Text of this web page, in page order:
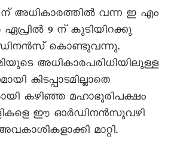
ന് അധികാരത്തിൽ വന്ന ഇ എം
9 ന് കുടിയിറക്കു
കൊണ്ടുവന്നു.
അധികാരപരിധിയിലുള്ള
കിടപ്പാടമില്ലാതെ
കഴിഞ്ഞ മഹാഭൂരിപക്ഷം
ഈ ഓർഡിനൻസുവഴി
മാറ്റി.